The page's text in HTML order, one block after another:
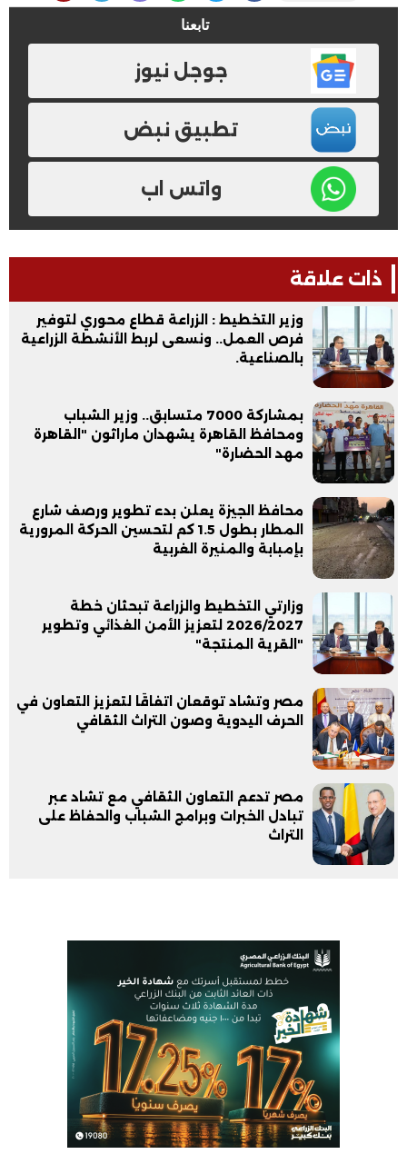
تابعنا
جوجل نيوز
تطبيق نبض
واتس اب
ذات علاقة
وزير التخطيط : الزراعة قطاع محوري لتوفير
فرص العمل.. ونسعى لربط الأنشطة الزراعية
بالصناعية.
بمشاركة 7000 متسابق.. وزير الشباب
ومحافظ القاهرة يشهدان ماراثون "القاهرة
مهد الحضارة"
محافظ الجيزة يعلن بدء تطوير ورصف شارع
المطار بطول 1.5 كم لتحسين الحركة المرورية
بإمبابة والمنيرة الغربية
وزارتي التخطيط والزراعة تبحثان خطة
2026/2027 لتعزيز الأمن الغذائي وتطوير
"القرية المنتجة"
مصر وتشاد توقعان اتفاقًا لتعزيز التعاون في
الحرف اليدوية وصون التراث الثقافي
مصر تدعم التعاون الثقافي مع تشاد عبر
تبادل الخبرات وبرامج الشباب والحفاظ على
التراث